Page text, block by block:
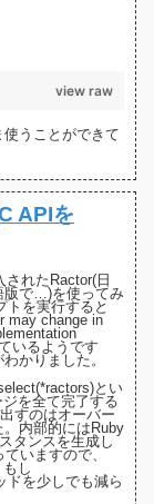
view raw
使うことができて
APIを
された Ractor(日
版で…)を使ってみ
トを実行すると
may change in
いるようです
かりました。
とい
を全て完了する
すのはオーバー
内部的にはRuby
タンスを生成し
いますので、
し
ドを少しでも減ら